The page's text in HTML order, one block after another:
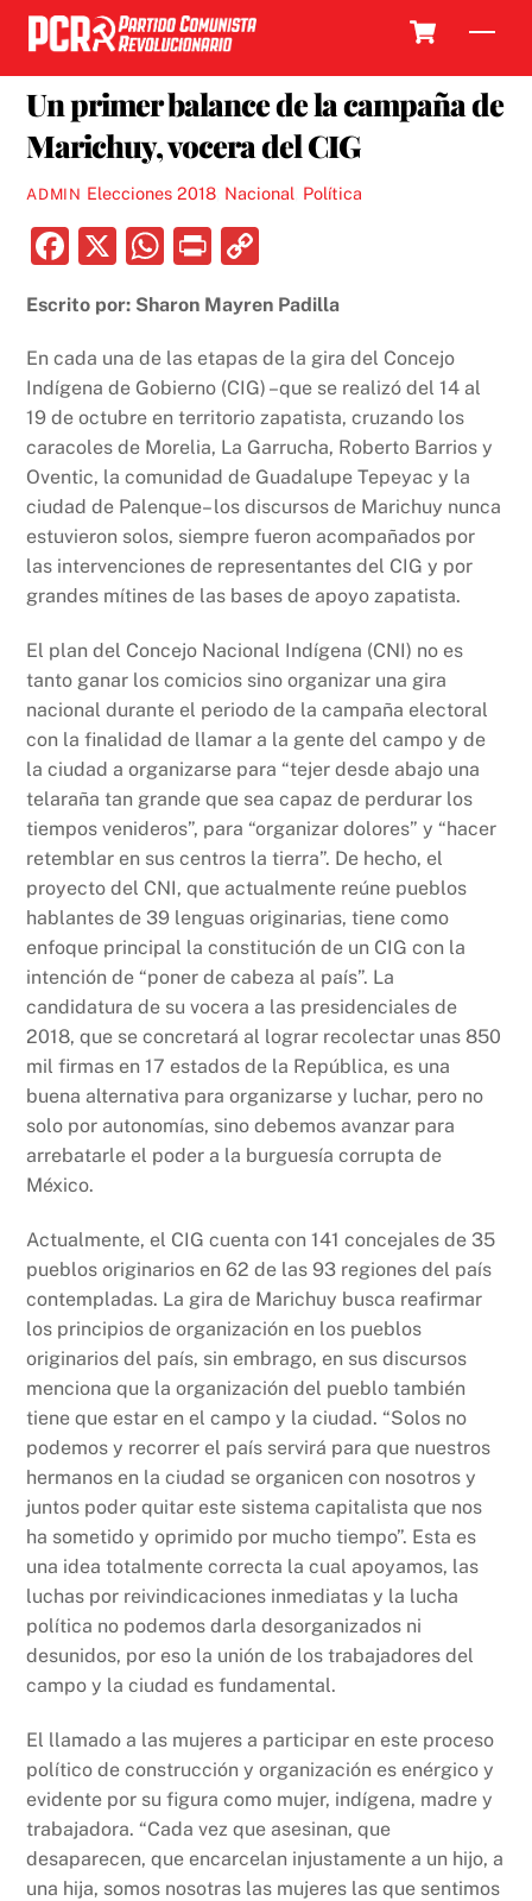
Skip
content
Un primer balance de la campaña de
Marichuy, vocera del CIG
ADMIN Elecciones 2018, Nacional Política
F
c
e
b
o
o
k
X
W
at
s
A
p
p
P
nt p
y
Li
n
k
Escrito por: Sharon Mayren Padilla
En cada una de las etapas de la gira del Concejo
Indígena de Gobierno (CIG) –que se realizó del 14 al
19 de octubre en territorio zapatista, cruzando los
caracoles de Morelia, La Garrucha, Roberto Barrios y
Oventic, la comunidad de Guadalupe Tepeyac y la
ciudad de Palenque– los discursos de Marichuy nunca
estuvieron solos, siempre fueron acompañados por
las intervenciones de representantes del CIG y por
grandes mítines de las bases de apoyo zapatista.
El plan del Concejo Nacional Indígena (CNI) no es
tanto ganar los comicios sino organizar una gira
nacional durante el periodo de la campaña electoral
con la finalidad de llamar a la gente del campo y de
la ciudad a organizarse para “tejer desde abajo una
telaraña tan grande que sea capaz de perdurar los
tiempos venideros”, para “organizar dolores” y “hacer
retemblar en sus centros la tierra”. De hecho, el
proyecto del CNI, que actualmente reúne pueblos
hablantes de 39 lenguas originarias, tiene como
enfoque principal la constitución de un CIG con la
intención de “poner de cabeza al país”. La
candidatura de su vocera a las presidenciales de
2018, que se concretará al lograr recolectar unas 850
mil firmas en 17 estados de la República, es una
buena alternativa para organizarse y luchar, pero no
solo por autonomías, sino debemos avanzar para
arrebatarle el poder a la burguesía corrupta de
México.
Actualmente, el CIG cuenta con 141 concejales de 35
pueblos originarios en 62 de las 93 regiones del país
contempladas. La gira de Marichuy busca reafirmar
los principios de organización en los pueblos
originarios del país, sin embrago, en sus discursos
menciona que la organización del pueblo también
tiene que estar en el campo y la ciudad. “Solos no
podemos y recorrer el país servirá para que nuestros
hermanos en la ciudad se organicen con nosotros y
juntos poder quitar este sistema capitalista que nos
ha sometido y oprimido por mucho tiempo”. Esta es
una idea totalmente correcta la cual apoyamos, las
luchas por reivindicaciones inmediatas y la lucha
política no podemos darla desorganizados ni
desunidos, por eso la unión de los trabajadores del
campo y la ciudad es fundamental.
El llamado a las mujeres a participar en este proceso
político de construcción y organización es enérgico y
evidente por su figura como mujer, indígena, madre y
trabajadora. “Cada vez que asesinan, que
desaparecen, que encarcelan injustamente a un hijo, a
una hija, somos nosotras las mujeres las que sentimos